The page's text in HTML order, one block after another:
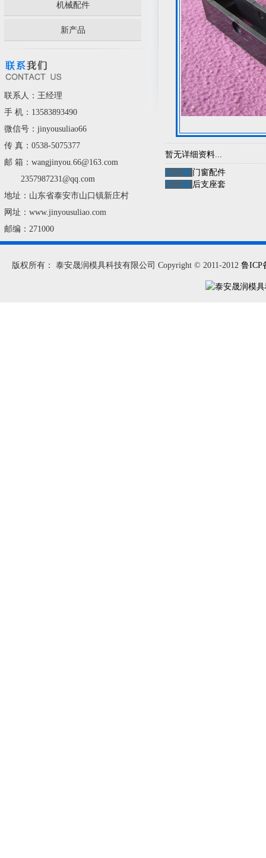
机械配件
新产品
联系人：王经理
手 机：13583893490
微信号：jinyousuliao66
传 真：0538-5075377
邮 箱：wangjinyou.66@163.com
2357987231@qq.com
地址：山东省泰安市山口镇新庄村
网址：www.jinyousuliao.com
邮编：271000
暂无详细资料...
上一条:门窗配件
下一条:后支座套
版权所有： 泰安晟润模具科技有限公司 Copyright © 2011-2012 鲁ICP